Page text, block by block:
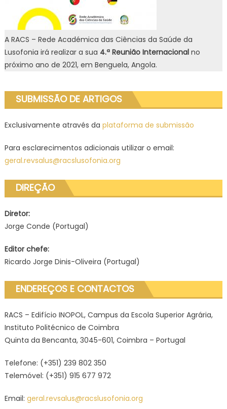
A RACS – Rede Académica das Ciências da Saúde da
Lusofonia irá realizar a sua 4.ª Reunião Internacionalno
próximo ano de 2021, em Benguela, Angola.
SUBMISSÃO DE ARTIGOS
Exclusivamente através da plataforma de submissão
Para esclarecimentos adicionais utilizar o email:
geral.revsalus@racslusofonia.org
DIREÇÃO
Diretor:
Jorge Conde (Portugal)
Editor chefe:
Ricardo Jorge Dinis-Oliveira (Portugal)
ENDEREÇOS E CONTACTOS
RACS – Edifício INOPOL, Campus da Escola Superior Agrária,
Instituto Politécnico de Coimbra
Quinta da Bencanta, 3045-601, Coimbra – Portugal
Telefone: (+351) 239 802 350
Telemóvel: (+351) 915 677 972
Email: geral.revsalus@racslusofonia.org